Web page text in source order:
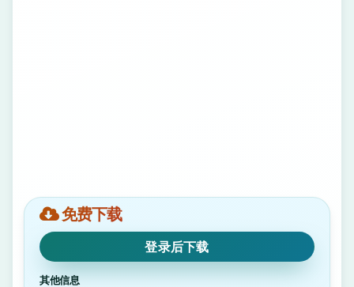
免费下载
登录后下载
其他信息